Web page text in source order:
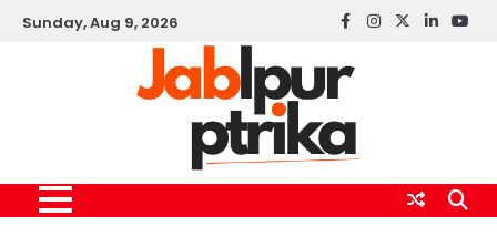
SkipSunday, Aug 9, 2026 Facebook
instagram
twitterlinkedin